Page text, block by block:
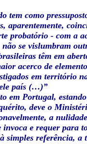
tem como
aparentemente,
probatório - com a
se vislumbram
têm em
acerco de
em território
país (…)”
em Portugal, estando
deve o
a
e requer para
simples referência,